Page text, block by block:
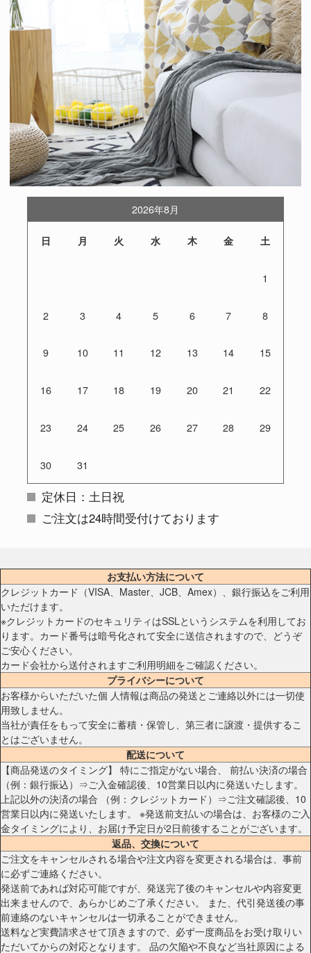
2026年8月
日 月 火 水 木 金 土
1
2 3 4 5 6 7 8
9 10 11 12 13 14 15
16 17 18 19 20 21 22
23 24 25 26 27 28 29
30 31
定休日：土日祝
ご注文は24時間受付けております
お支払い方法について
クレジットカード（VISA、Master、JCB、Amex）、銀行振込をご利用
いただけます。
※クレジットカードのセキュリティはSSLというシステムを利用してお
ります。カード番号は暗号化されて安全に送信されますので、どうぞ
ご安心ください。
カード会社から送付されますご利用明細をご確認ください。
プライバシーについて
お客様からいただいた個 人情報は商品の発送とご連絡以外には一切使
用致しません。
当社が責任をもって安全に蓄積・保管し、第三者に譲渡・提供するこ
とはございません。
配送について
【商品発送のタイミング】 特にご指定がない場合、 前払い決済の場合
（例：銀行振込）⇒ご入金確認後、10営業日以内に発送いたします。
上記以外の決済の場合 （例：クレジットカード）⇒ご注文確認後、10
営業日以内に発送いたします。 ※発送前支払いの場合は、お客様のご入
金タイミングにより、お届け予定日が2日前後することがございます。
返品、交換について
ご注文をキャンセルされる場合や注文内容を変更される場合は、事前
に必ずご連絡ください。
発送前であれば対応可能ですが、発送完了後のキャンセルや内容変更
出来ませんので、あらかじめご了承ください。 また、代引発送後の事
前連絡のないキャンセルは一切承ることができません。
送料など実費請求させて頂きますので、必ず一度商品をお受け取りい
ただいてからの対応となります。 品の欠陥や不良など当社原因による